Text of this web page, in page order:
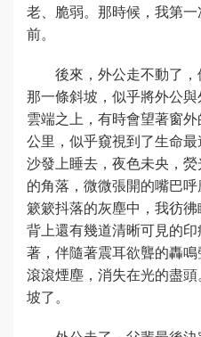
老、脆弱。那時候，我第
前。
後來，外公走不動了，
那一條斜坡，似乎將外公
雲端之上，有時會望著窗
公里，似乎窺視到了生命
沙發上睡去，夜色未央，
的角落，微微張開的嘴巴
簌簌抖落的灰塵中，我彷
背上還有幾道清晰可見的
著，伴隨著震耳欲聾的轟
滾滾煙塵，消失在光的盡
坡了。